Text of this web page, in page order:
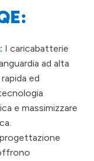
I caricabatterie
ad alta
ed
e massimizzare